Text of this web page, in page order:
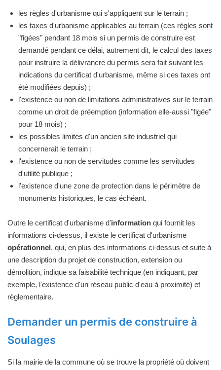
les règles d'urbanisme qui s'appliquent sur le terrain ;
les taxes d'urbanisme applicables au terrain (ces règles sont
"figées" pendant 18 mois si un permis de construire est
demandé pendant ce délai, autrement dit, le calcul des taxes
pour instruire la délivrancre du permis sera fait suivant les
indications du certificat d'urbanisme, même si ces taxes ont
été modifiées depuis) ;
l'existence ou non de limitations administratives sur le terrain
comme un droit de préemption (information elle-aussi "figée"
pour 18 mois) ;
les possibles limites d'un ancien site industriel qui
concernerait le terrain ;
l'existence ou non de servitudes comme les servitudes
d'utilité publique ;
l'existence d'une zone de protection dans le périmètre de
monuments historiques, le cas échéant.
Outre le certificat d'urbanisme d'information qui fournit les
informations ci-dessus, il existe le certificat d'urbanisme
opérationnel, qui, en plus des informations ci-dessus et suite à
une description du projet de construction, extension ou
démolition, indique sa faisabilité technique (en indiquant, par
exemple, l'existence d'un réseau public d'eau à proximité) et
règlementaire.
Demander un permis de construire à
Soulages
Si la mairie de la commune où se trouve la propriété où doivent